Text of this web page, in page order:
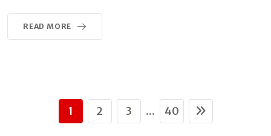
READ MORE
1 2 3 ... 40